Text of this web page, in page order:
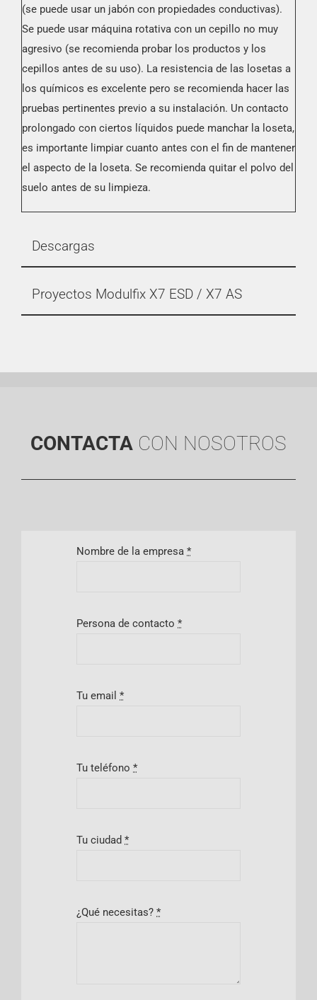
(se puede usar un jabón con propiedades conductivas).
Se puede usar máquina rotativa con un cepillo no muy
agresivo (se recomienda probar los productos y los
cepillos antes de su uso). La resistencia de las losetas a
los químicos es excelente pero se recomienda hacer las
pruebas pertinentes previo a su instalación. Un contacto
prolongado con ciertos líquidos puede manchar la loseta,
es importante limpiar cuanto antes con el fin de mantener
el aspecto de la loseta. Se recomienda quitar el polvo del
suelo antes de su limpieza.
Descargas
Proyectos Modulfix X7 ESD / X7 AS
CONTACTA CON NOSOTROS
Nombre de la empresa*
Persona de contacto*
Tu email*
Tu teléfono*
Tu ciudad*
¿Qué necesitas?*